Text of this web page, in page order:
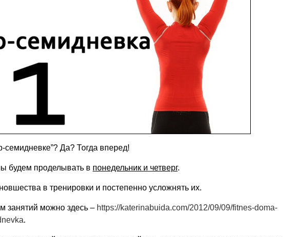
семидневке”? Да? Тогда вперед!
будем проделывать в понедельник и четверг.
в тренировки и постепенно усложнять их.
занятий можно здесь – https://katerinabuida.com/2012/09/09/fitnes-doma-
.